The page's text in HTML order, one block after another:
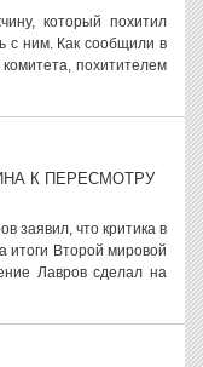
который похитил
с ним. Как сообщили в
похитителем
К ПЕРЕСМОТРУ
заявил, что критика в
итоги Второй мировой
Лавров сделал на